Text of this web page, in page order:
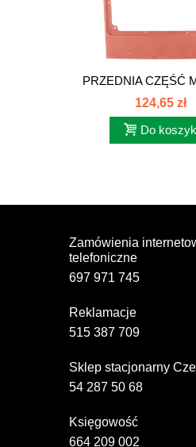
PRZEDNIA CZĘŚĆ
385...
124,65 zł
Do
Zamówienia
telefoniczne
697 971 745
Reklamacje
515 387 709
Sklep stacjonarny
54 287 50 68
Księgowość
664 209 002